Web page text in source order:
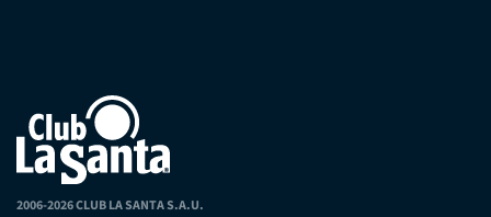
2006-2026 CLUB LA SANTA S.A.U.